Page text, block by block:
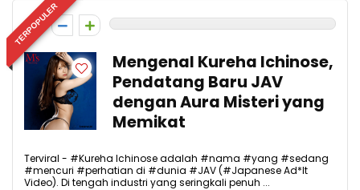
TERPOPULER
0
Mengenal Kureha Ichinose,
Pendatang Baru JAV
dengan Aura Misteri yang
Memikat
Terviral - #Kureha Ichinose adalah #nama #yang #sedang
#mencuri #perhatian di #dunia #JAV (#Japanese Ad*lt
Video). Di tengah industri yang seringkali penuh ...